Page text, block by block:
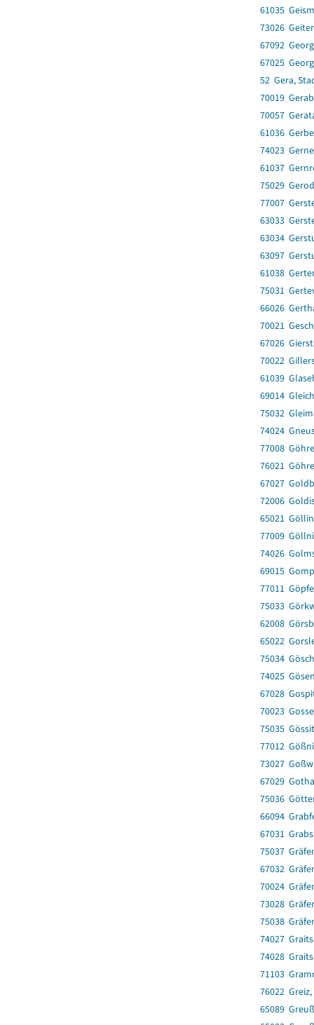
61035
73026
67092
67025
52 Gera,
70019
70057
61036
74023
61037
75029
77007
63033
63034
63097
61038
75031
66026
70021
67026
70022
61039
69014
75032
74024
77008
76021
67027
72006
65021
77009
74026
69015
77011
75033
62008
65022
75034
74025
67028
70023
75035
77012
73027
67029
75036
66094
67031
75037
67032
70024
73028
75038
74027
74028
71103
76022
65089